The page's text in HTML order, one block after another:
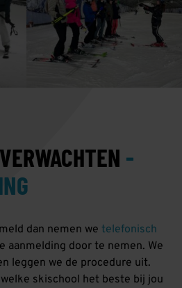
-
dan nemen we telefonisch
aanmelding door te nemen. We
leggen we de procedure uit.
skischool het beste bij jou